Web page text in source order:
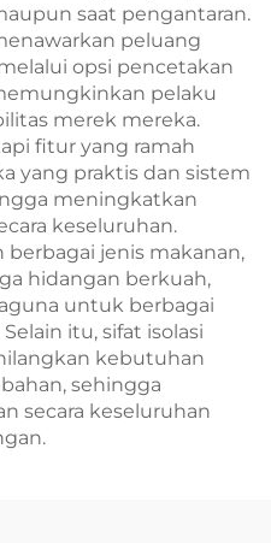
saat pengantaran.
peluang
opsi pencetakan
pelaku
merek mereka.
fitur yang ramah
yang praktis dan sistem
meningkatkan
keseluruhan.
jenis makanan,
hidangan berkuah,
untuk berbagai
itu, sifat isolasi
kebutuhan
sehingga
secara keseluruhan